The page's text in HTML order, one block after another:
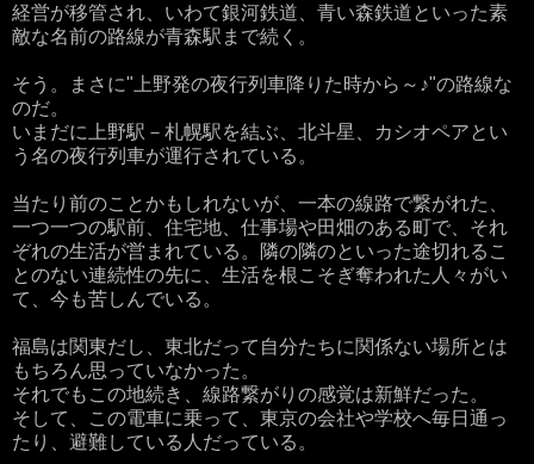
経営が移管され、いわて銀河鉄道、青い森鉄道といった素
敵な名前の路線が青森駅まで続く。
そう。まさに"上野発の夜行列車降りた時から～♪"の路線な
のだ。
いまだに上野駅－札幌駅を結ぶ、北斗星、カシオペアとい
う名の夜行列車が運行されている。
当たり前のことかもしれないが、一本の線路で繋がれた、
一つ一つの駅前、住宅地、仕事場や田畑のある町で、それ
ぞれの生活が営まれている。隣の隣のといった途切れるこ
とのない連続性の先に、生活を根こそぎ奪われた人々がい
て、今も苦しんでいる。
福島は関東だし、東北だって自分たちに関係ない場所とは
もちろん思っていなかった。
それでもこの地続き、線路繋がりの感覚は新鮮だった。
そして、この電車に乗って、東京の会社や学校へ毎日通っ
たり、避難している人だっている。